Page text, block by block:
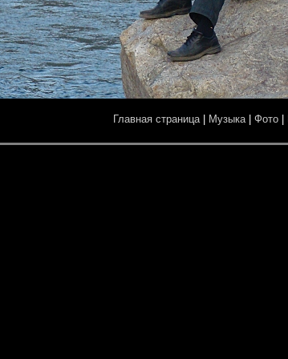
Главная страница| Музыка| Фото